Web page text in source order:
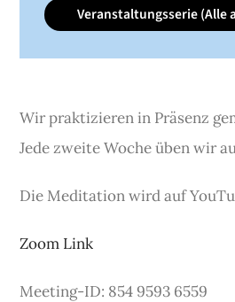
Veranstaltungsserie(Alle
Wir praktizieren in Präsenz
Jede zweite Woche üben wir
Die Meditation wird auf
Zoom Link
Meeting-ID: 854 9593 6559